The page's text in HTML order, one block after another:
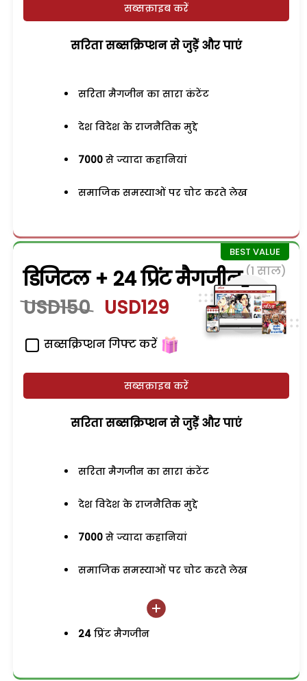
सब्सक्राइब करें
सरिता सब्सक्रिप्शन से जुड़ेें और पाएं
सरिता मैगजीन का सारा कंटेंट
देश विदेश के राजनैतिक मुद्दे
7000 से ज्यादा कहानियां
समाजिक समस्याओं पर चोट करते लेख
डिजिटल + 24 प्रिंट मैगजीन (1 साल)
USD150 USD129
सब्सक्रिप्शन गिफ्ट करें
सब्सक्राइब करें
सरिता सब्सक्रिप्शन से जुड़ेें और पाएं
सरिता मैगजीन का सारा कंटेंट
देश विदेश के राजनैतिक मुद्दे
7000 से ज्यादा कहानियां
समाजिक समस्याओं पर चोट करते लेख
24 प्रिंट मैगजीन